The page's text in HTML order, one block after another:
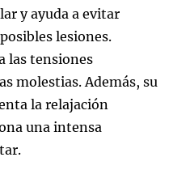
y ayuda a evitar
lesiones.
las tensiones
molestias. Además, su
la relajación
una intensa